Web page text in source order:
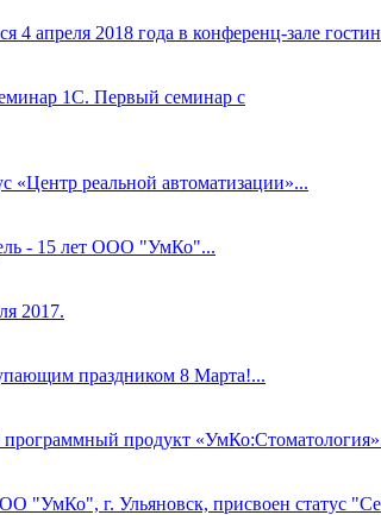
4 апреля 2018 года в конференц-зале
1С. Первый семинар с
реальной автоматизации»...
- 15 лет ООО "УмКо"...
2017.
праздником 8 Марта!...
продукт
"УмКо", г. Ульяновск, присвоен статус